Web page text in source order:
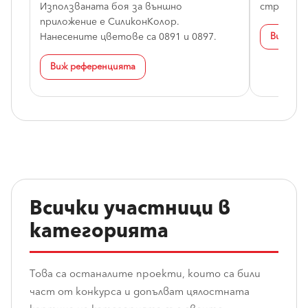
Използваната боя за външно
приложение е СиликонКолор.
Нанесените цветове са 0891 и 0897.
Виж референцията
Виж
Всички участници в
категорията
Това са останалите проекти, които са били
част от конкурса и допълват цялостната